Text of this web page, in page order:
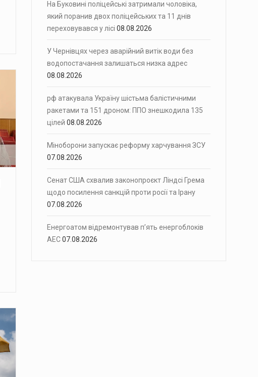
На Буковині поліцейські затримали чоловіка,
який поранив двох поліцейських та 11 днів
переховувався у лісі 08.08.2026
У Чернівцях через аварійний витік води без
водопостачання залишаться низка адрес
08.08.2026
рф атакувала Україну шістьма балістичними
ракетами та 151 дроном: ППО знешкодила 135
цілей 08.08.2026
Міноборони запускає реформу харчування ЗСУ
07.08.2026
Сенат США схвалив законопроєкт Ліндсі Грема
щодо посилення санкцій проти росії та Ірану
07.08.2026
Енергоатом відремонтував п’ять енергоблоків
АЕС07.08.2026